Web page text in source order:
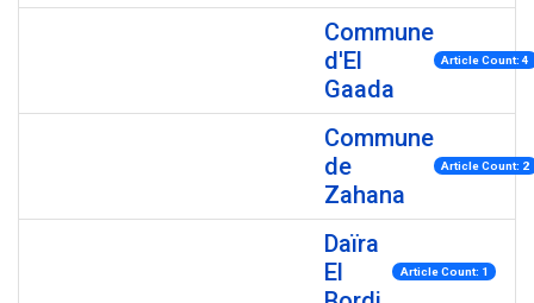
Commune
d'El
Gaada
Article Count: 4
Commune
de
Zahana
Article Count: 2
Daïra
El
Article Count: 1